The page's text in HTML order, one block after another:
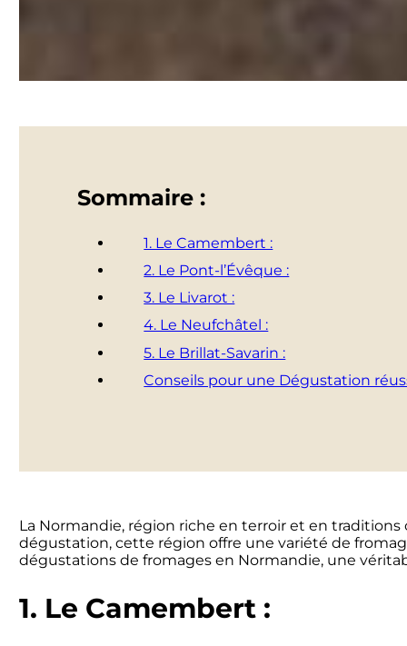
Sommaire :
1. Le Camembert :
2. Le Pont-l’Évêque :
3. Le Livarot :
4. Le Neufchâtel :
5. Le Brillat-Savarin :
Conseils pour une Dégustation
La Normandie, région riche en terroir et en
dégustation, cette région offre une variété de
dégustations de fromages en Normandie, une
1. Le Camembert :